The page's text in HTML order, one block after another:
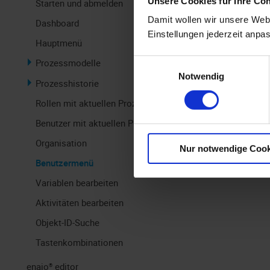
Damit wollen wir unsere
Einstellungen jederzeit
Notwendig
Nur notwendige
Starten und abmelden
Dashboard
Hauptmenü
Prozessmodelle
Prozesshistorie
Rollen mit aktuellen Prozessen
Benutzer mit aktuellen Prozessen
Organisation
Benutzermenü
Variablen bearbeiten
Aktivitäten bearbeiten
Objekt-ID-Suche
Tastenkombinationen
enaio® editor